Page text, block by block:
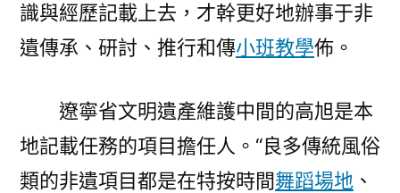
識與經歷記載上去，才幹更好地辦事于非
遺傳承、研討、推行和傳小班教學佈。
遼寧省文明遺產維護中間的高旭是本
地記載任務的項目擔任人。“良多傳統風俗
類的非遺項目都是在特按時間舞蹈場地 、